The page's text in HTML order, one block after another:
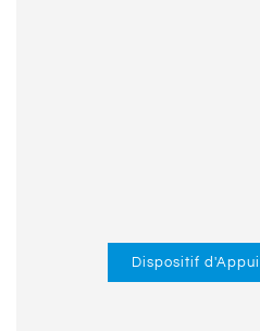
Dispositif